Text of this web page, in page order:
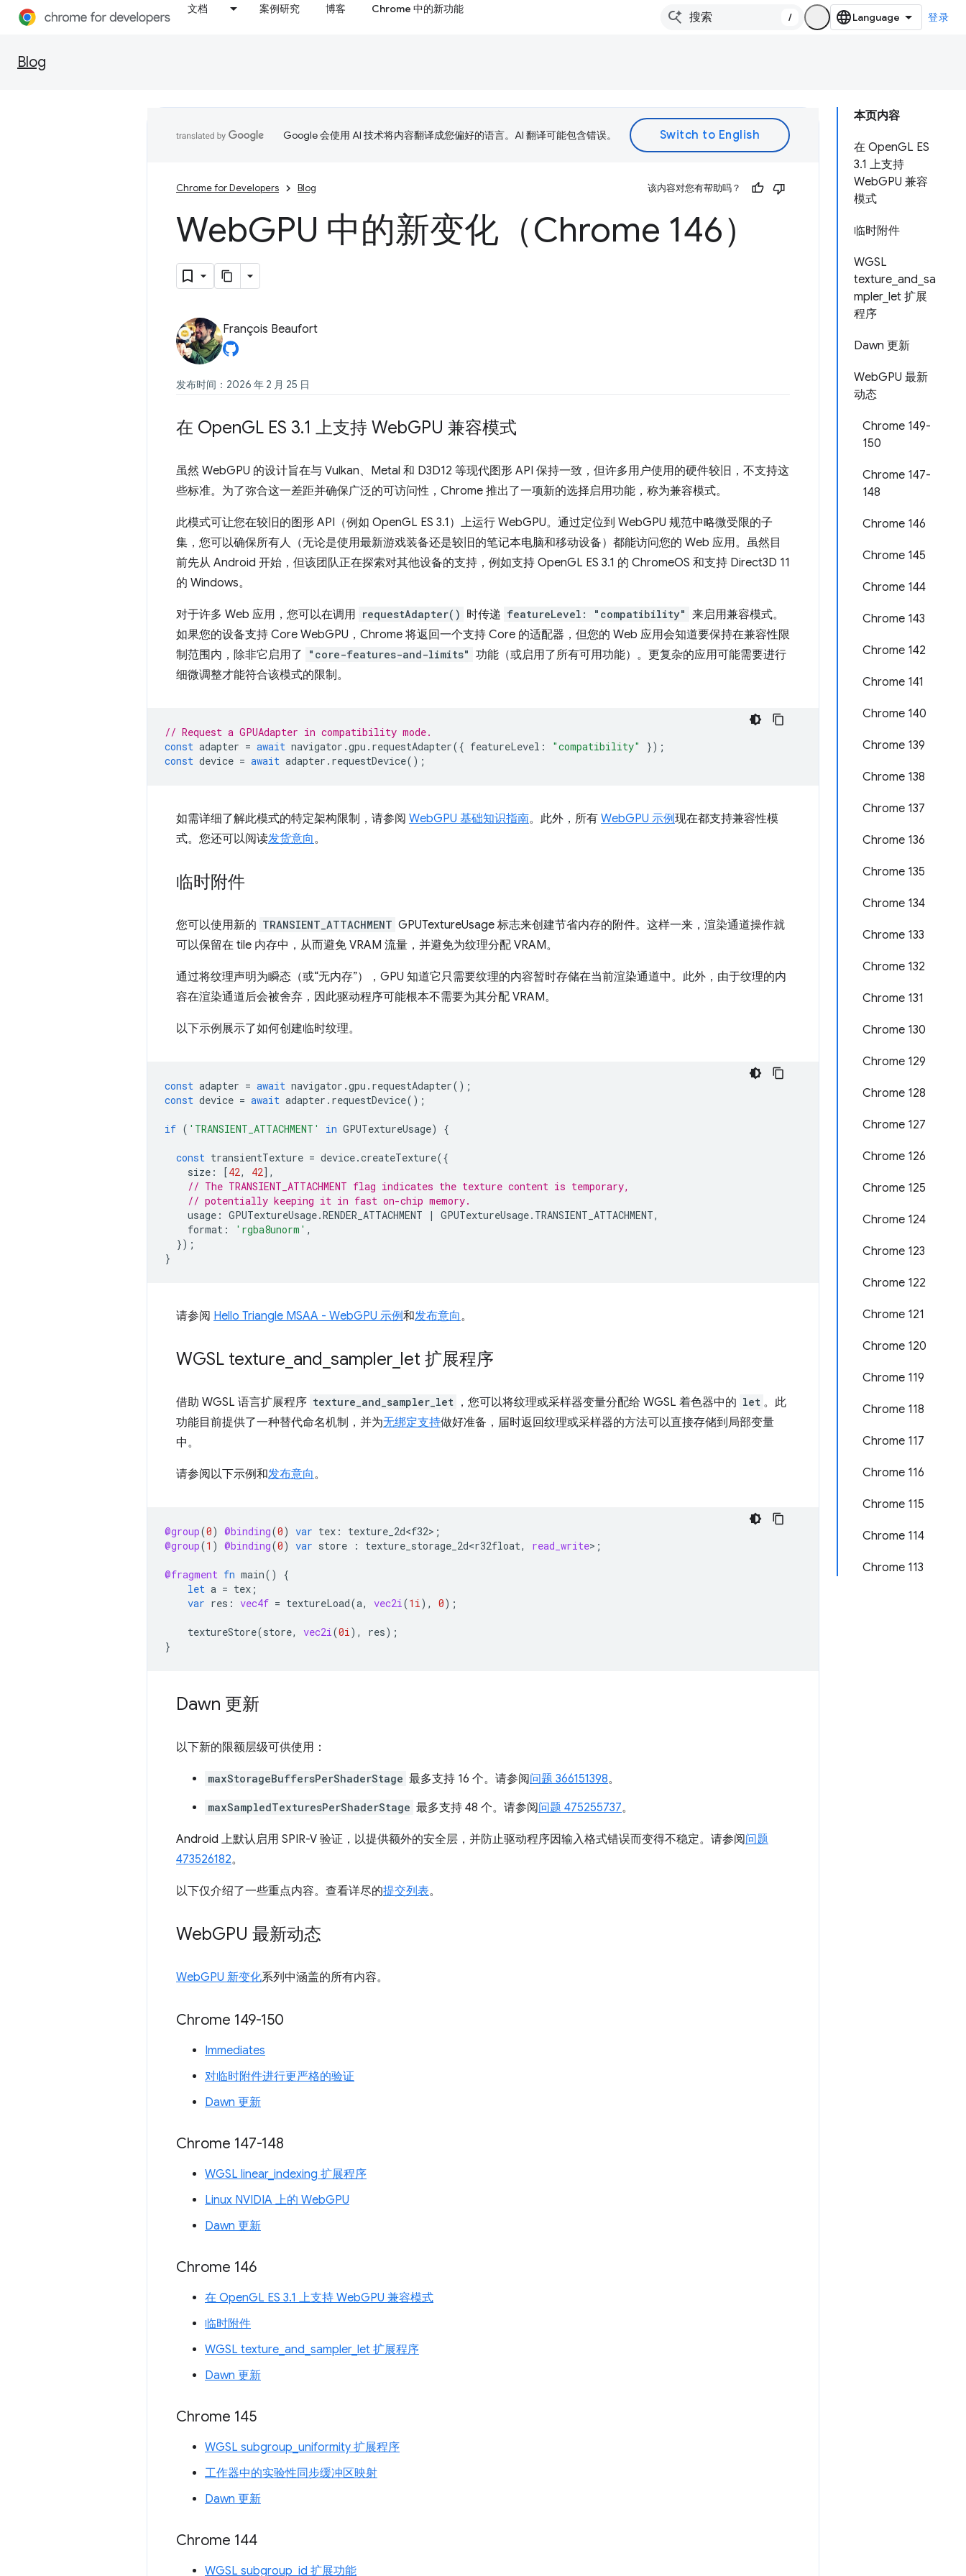
文档 案例研究 博客 Chrome 中的新功能
/ 登录
Blog
本页内容
在 OpenGL ES
3.1 上支持
WebGPU 兼容
模式
临时附件
WGSL
texture_and_sa
mpler_let 扩展
程序
Dawn 更新
WebGPU 最新
动态
Chrome 149-
150
Chrome 147-
148
Chrome 146
Chrome 145
Chrome 144
Chrome 143
Chrome 142
Chrome 141
Chrome 140
Chrome 139
Chrome 138
Chrome 137
Chrome 136
Chrome 135
Chrome 134
Chrome 133
Chrome 132
Chrome 131
Chrome 130
Chrome 129
Chrome 128
Chrome 127
Chrome 126
Chrome 125
Chrome 124
Chrome 123
Chrome 122
Chrome 121
Chrome 120
Chrome 119
Chrome 118
Chrome 117
Chrome 116
Chrome 115
Chrome 114
Chrome 113
Google 会使用 AI 技术将内容翻译成您偏好的语言。AI 翻译可能包含错误。
Chrome for Developers Blog 该内容对您有帮助吗？
WebGPU 中的新变化（Chrome 146）
François Beaufort
发布时间：2026 年 2 月 25 日
在 OpenGL ES 3.1 上支持 WebGPU 兼容模式
虽然 WebGPU 的设计旨在与 Vulkan、Metal 和 D3D12 等现代图形 API 保持一致，但许多用户使用的硬件较旧，不支持这
些标准。为了弥合这一差距并确保广泛的可访问性，Chrome 推出了一项新的选择启用功能，称为兼容模式。
此模式可让您在较旧的图形 API（例如 OpenGL ES 3.1）上运行 WebGPU。通过定位到 WebGPU 规范中略微受限的子
集，您可以确保所有人（无论是使用最新游戏装备还是较旧的笔记本电脑和移动设备）都能访问您的 Web 应用。虽然目
前先从 Android 开始，但该团队正在探索对其他设备的支持，例如支持 OpenGL ES 3.1 的 ChromeOS 和支持 Direct3D 11
的 Windows。
对于许多 Web 应用，您可以在调用 requestAdapter() 时传递 featureLevel: "compatibility" 来启用兼容模式。
如果您的设备支持 Core WebGPU，Chrome 将返回一个支持 Core 的适配器，但您的 Web 应用会知道要保持在兼容性限
制范围内，除非它启用了
"core-features-and-limits" 功能（或启用了所有可用功能）。更复杂的应用可能需要进行
细微调整才能符合该模式的限制。
// Request a GPUAdapter in compatibility mode.
const adapter = await navigator .gpu . requestAdapter({ featureLevel : "compatibility"
});
const device = await adapter . requestDevice();
如需详细了解此模式的特定架构限制，请参阅 WebGPU 基础知识指南。此外，所有 WebGPU 示例现在都支持兼容性模
式。您还可以阅读发货意向。
临时附件
您可以使用新的 TRANSIENT_ATTACHMENT GPUTextureUsage 标志来创建节省内存的附件。这样一来，渲染通道操作就
可以保留在 tile 内存中，从而避免 VRAM 流量，并避免为纹理分配 VRAM。
通过将纹理声明为瞬态（或“无内存”），GPU 知道它只需要纹理的内容暂时存储在当前渲染通道中。此外，由于纹理的内
容在渲染通道后会被舍弃，因此驱动程序可能根本不需要为其分配 VRAM。
以下示例展示了如何创建临时纹理。
const adapter = await navigator .gpu . requestAdapter();
const device = await adapter . requestDevice();
if ( 'TRANSIENT_ATTACHMENT' in GPUTextureUsage) {
const transientTexture = device.createTexture({
size : [42, 42],
// The TRANSIENT_ATTACHMENT flag indicates the texture content is temporary,
// potentially keeping it in fast on-chip memory.
usage : GPUTextureUsage.RENDER_ATTACHMENT | GPUTextureUsage. TRANSIENT_ATTACHMENT,
format : 'rgba8unorm' ,
});
}
请参阅 Hello Triangle MSAA - WebGPU 示例和发布意向。
WGSL texture and sampler let 扩展程序
借助 WGSL 语言扩展程序 texture_and_sampler_let ，您可以将纹理或采样器变量分配给 WGSL 着色器中的 let 。此
功能目前提供了一种替代命名机制，并为无绑定支持做好准备，届时返回纹理或采样器的方法可以直接存储到局部变量
中。
请参阅以下示例和发布意向。
@group(0) @binding(0) var tex : texture_2d<f32> ;
@group(1 ) @binding(0) var store : texture_storage_2d<r32float, read_write> ;
@fragment fn main()
{
let a = tex ;
var res : vec4f = textureLoad(a, vec2i(1i), 0);
textureStore(store, vec2i(0i), res);
}
Dawn 更新
以下新的限额层级可供使用：
maxStorageBuffersPerShaderStage 最多支持 16 个。请参阅问题 366151398。
maxSampledTexturesPerShaderStage 最多支持 48 个。请参阅问题 475255737。
Android 上默认启用 SPIR-V 验证，以提供额外的安全层，并防止驱动程序因输入格式错误而变得不稳定。请参阅问题
473526182。
以下仅介绍了一些重点内容。查看详尽的提交列表。
WebGPU 最新动态
WebGPU 新变化系列中涵盖的所有内容。
Chrome 149-150
Immediates
对临时附件进行更严格的验证
Dawn 更新
Chrome 147-148
WGSL linear_indexing 扩展程序
Linux NVIDIA 上的 WebGPU
Dawn 更新
Chrome 146
在 OpenGL ES 3.1 上支持 WebGPU 兼容模式
临时附件
WGSL texture_and_sampler_let 扩展程序
Dawn 更新
Chrome 145
WGSL subgroup_uniformity 扩展程序
工作器中的实验性同步缓冲区映射
Dawn 更新
Chrome 144
WGSL subgroup_id 扩展功能